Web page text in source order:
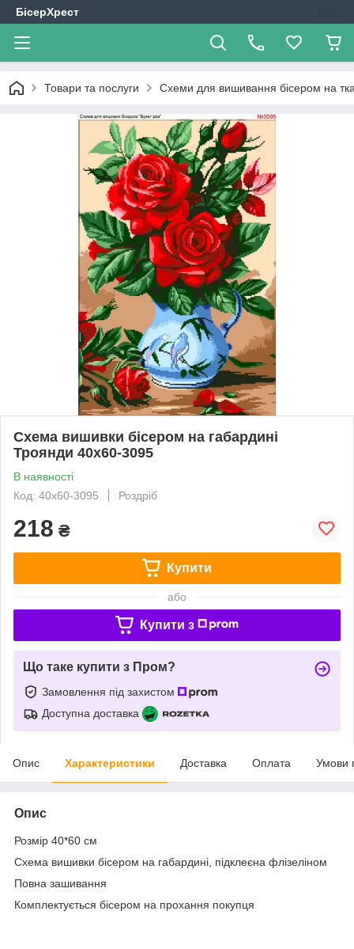
БісерХрест
Товари та послуги Схеми для вишивання бісером на
Схема вишивки бісером на габардині
Троянди 40х60-3095
В наявності
Код: 40х60-3095
Роздріб
218 ₴
Купити
або
Купити з
Що таке купити з Пром?
Замовлення під захистом
Доступна доставка
Опис Характеристики Доставка Оплата Умови
Опис
Розмір 40*60 см
Схема вишивки бісером на габардині, підклеєна флізеліном
Повна зашивання
Комплектується бісером на прохання покупця